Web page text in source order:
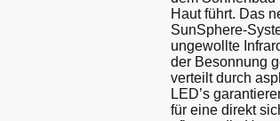
Haut führt. Das
SunSphere-
ungewollte
der Besonnung
verteilt durch
LED’s
für eine direkt